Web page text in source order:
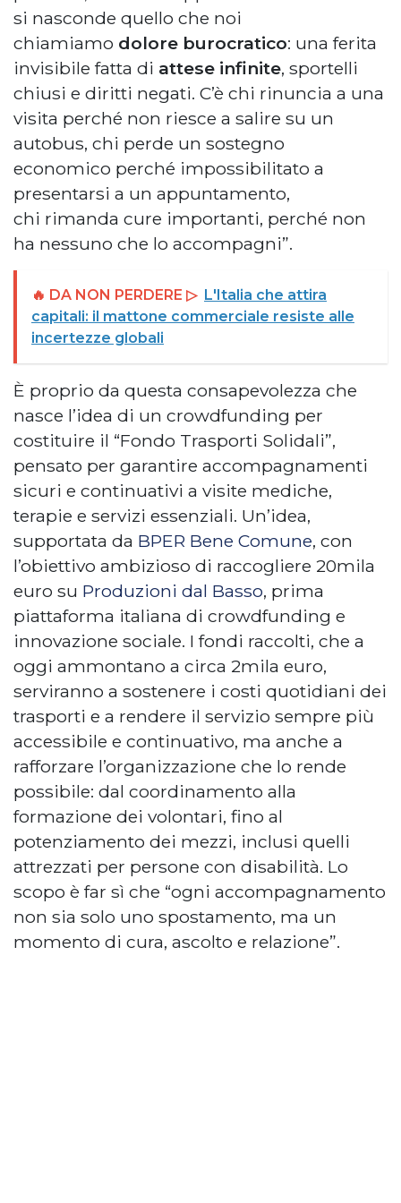
si nasconde quello che noi
chiamiamo dolore burocratico: una ferita
invisibile fatta di attese infinite, sportelli
chiusi e diritti negati. C’è chi rinuncia a una
visita perché non riesce a salire su un
autobus, chi perde un sostegno
economico perché impossibilitato a
presentarsi a un appuntamento,
chi rimanda cure importanti, perché non
ha nessuno che lo accompagni”.
🔥 DA NON PERDERE ▷ L'Italia che attira
capitali: il mattone commerciale resiste alle
incertezze globali
È proprio da questa consapevolezza che
nasce l’idea di un crowdfunding per
costituire il “Fondo Trasporti Solidali”,
pensato per garantire accompagnamenti
sicuri e continuativi a visite mediche,
terapie e servizi essenziali. Un’idea,
supportata da BPER Bene Comune, con
l’obiettivo ambizioso di raccogliere 20mila
euro su Produzioni dal Basso, prima
piattaforma italiana di crowdfunding e
innovazione sociale. I fondi raccolti, che a
oggi ammontano a circa 2mila euro,
serviranno a sostenere i costi quotidiani dei
trasporti e a rendere il servizio sempre più
accessibile e continuativo, ma anche a
rafforzare l’organizzazione che lo rende
possibile: dal coordinamento alla
formazione dei volontari, fino al
potenziamento dei mezzi, inclusi quelli
attrezzati per persone con disabilità. Lo
scopo è far sì che “ogni accompagnamento
non sia solo uno spostamento, ma un
momento di cura, ascolto e relazione”.